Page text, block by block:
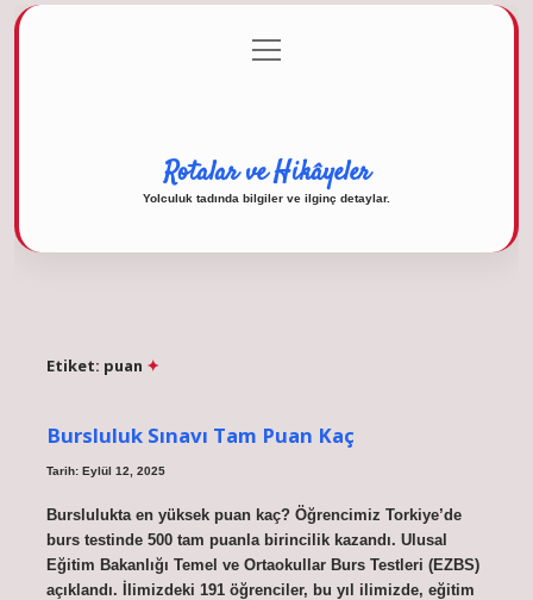
Gizlilik Politikası
menüyü
aç
Rotalar ve Hikâyeler
Yolculuk tadında bilgiler ve ilginç detaylar.
Etiket: puan
Bursluluk Sınavı Tam Puan Kaç
Tarih: Eylül 12, 2025
Burslulukta en yüksek puan kaç? Öğrencimiz Torkiye’de
burs testinde 500 tam puanla birincilik kazandı. Ulusal
Eğitim Bakanlığı Temel ve Ortaokullar Burs Testleri (EZBS)
açıklandı. İlimizdeki 191 öğrenciler, bu yıl ilimizde, eğitim